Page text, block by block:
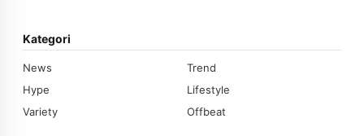
Kategori
News
Trend
Hype
Lifestyle
Variety
Offbeat